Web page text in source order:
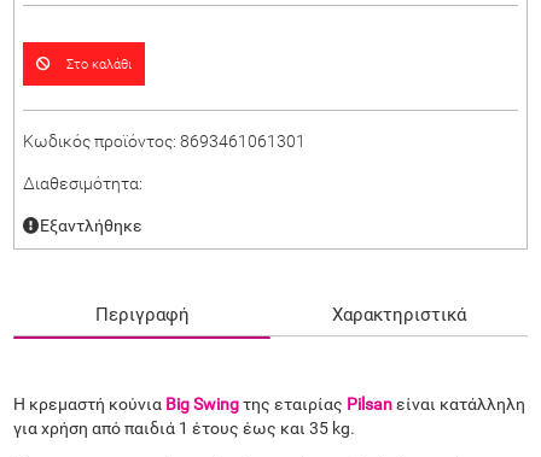
Στο καλάθι
Κωδικός προϊόντος: 8693461061301
Διαθεσιμότητα:
Εξαντλήθηκε
Περιγραφή
Η κρεμαστή κούνια Big Swingτης εταιρίας Pilsanείναι κατάλληλη
για χρήση από παιδιά 1 έτους έως και 35 kg.
Χαρακτηριστικά